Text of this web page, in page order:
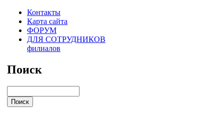
Контакты
Карта сайта
ФОРУМ
ДЛЯ СОТРУДНИКОВ
филиалов
Поиск